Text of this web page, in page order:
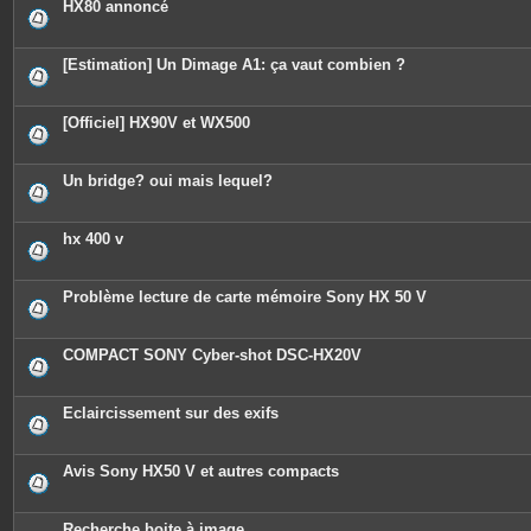
HX80 annoncé
[Estimation] Un Dimage A1: ça vaut combien ?
[Officiel] HX90V et WX500
Un bridge? oui mais lequel?
hx 400 v
Problème lecture de carte mémoire Sony HX 50 V
COMPACT SONY Cyber-shot DSC-HX20V
Eclaircissement sur des exifs
Avis Sony HX50 V et autres compacts